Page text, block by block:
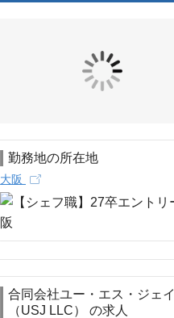
勤務地の所在地
大阪
合同会社ユー・エス・ジェイ
（USJ LLC） の求人